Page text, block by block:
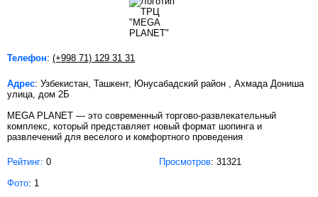
Телефон: (+998 71) 129 31 31
Адрес: Узбекистан, Ташкент, Юнусабадский район , Ахмада Дониша
улица, дом 2Б
MEGA PLANET — это современный торгово-развлекательный
комплекс, который представляет новый формат шопинга и
развлечений для веселого и комфортного проведения
Рейтинг: 0 Просмотров: 31321
Фото: 1